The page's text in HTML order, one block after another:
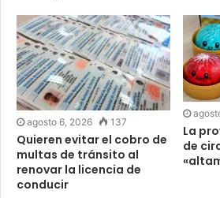
agosto 6, 2026 137
Quieren evitar el cobro de
multas de tránsito al
renovar la licencia de
conducir
La
de